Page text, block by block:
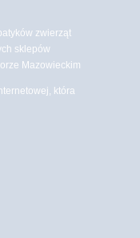
zwierząt
sklepów
Mazowieckim
która